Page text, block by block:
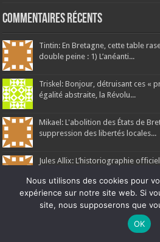
Commentaires récents
Tintin: En Bretagne, cette table
double peine : 1) L’anéanti...
Triskel: Bonjour, détruisant ces «
égalité abstraite, la Révolu...
Mikael: L'abolition des États de
suppression des libertés locales...
Jules Allix: L’historiographie
Armand de La Rouërie: Réponse à
met en lumière les contradictions
Ne manquez pas la nouveauté de
CLIQUEZ ICI POUR EN SAVOIR
Nous utilisons des cookies pour
expérience sur notre site web. Si
site, nous supposerons que
OK